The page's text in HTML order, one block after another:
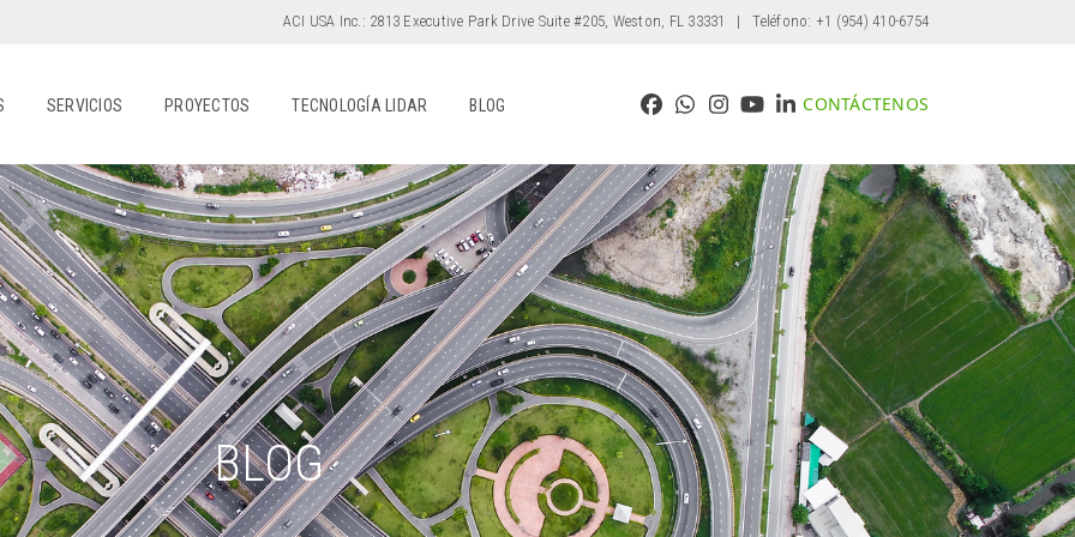
ACI USA Inc.: 2813 Executive Park Drive Suite #205, Weston, FL 33331 | Teléfono: +1 (954) 410-6754
SERVICIOS PROYECTOS TECNOLOGÍA LIDAR BLOG Facebook
Whatsapp
Instagram
YouTubeLinkedIn
CONTÁCTENOS
BLOG